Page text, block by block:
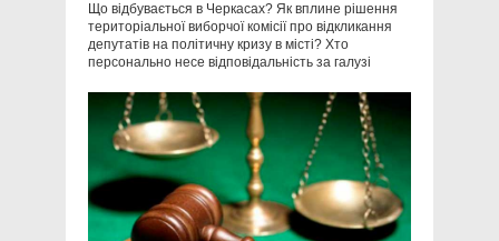
Що відбувається в Черкасах? Як вплине рішення
територіальної виборчої комісії про відкликання
депутатів на політичну кризу в місті? Хто
персонально несе відповідальність за галузі